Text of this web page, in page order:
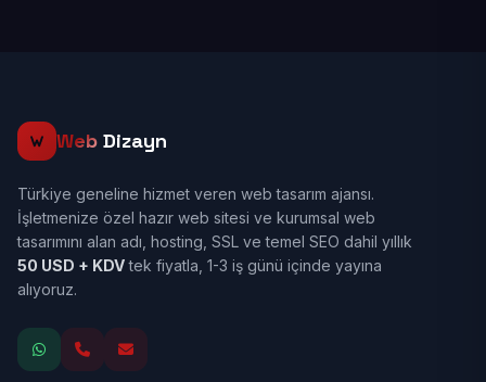
Web Dizayn
Türkiye geneline hizmet veren web tasarım ajansı.
İşletmenize özel hazır web sitesi ve kurumsal web
tasarımını alan adı, hosting, SSL ve temel SEO dahil yıllık
50 USD + KDVtek fiyatla, 1-3 iş günü içinde yayına
alıyoruz.